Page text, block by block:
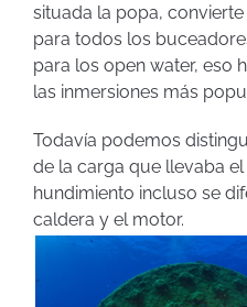
situada la popa,
para todos los
para los open water, eso
las inmersiones más
Todavía podemos
de la carga que llevaba
hundimiento incluso se
caldera y el motor.